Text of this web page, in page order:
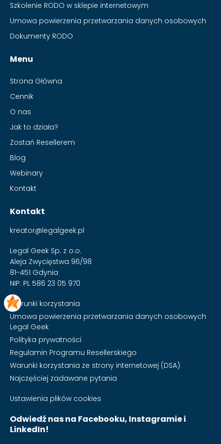
Szkolenie RODO w sklepie internetowym
Umowa powierzenia przetwarzania danych osobowych
Dokumenty RODO
Menu
Strona Główna
Cennik
O nas
Jak to działa?
Zostań Resellerem
Blog
Webinary
Kontakt
Kontakt
kreator@legalgeek.pl
Legal Geek Sp. z o.o.
Aleja Zwycięstwa 96/98
81-451 Gdynia
NIP: PL 586 23 05 970
Warunki korzystania
Umowa powierzenia przetwarzania danych osobowych
Legal Geek
Polityka prywatności
Regulamin Programu Resellerskiego
Warunki korzystania ze strony internetowej (DSA)
Najczęściej zadawane pytania
Ustawienia plików cookies
Odwiedź nas na Facebooku, Instagramie i
LinkedIn!